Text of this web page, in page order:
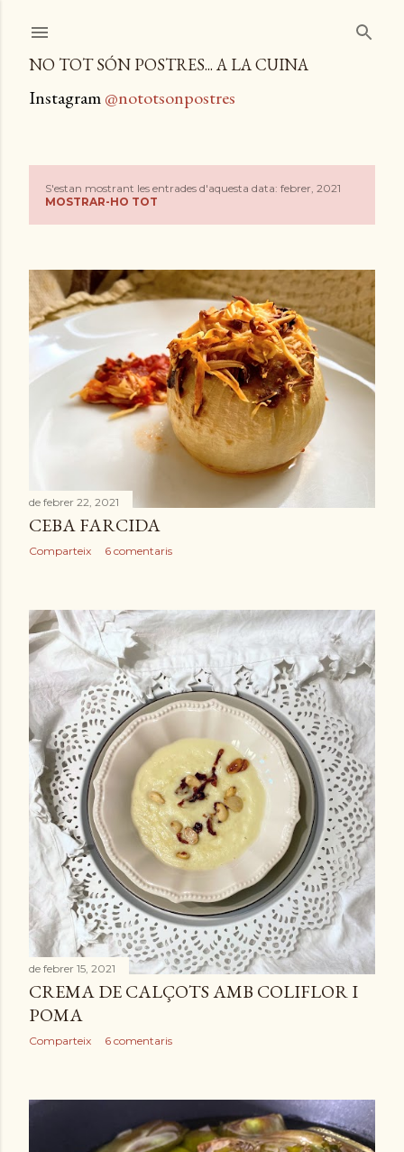
NO TOT SÓN POSTRES... A LA CUINA
Instagram@nototsonpostres
t
r
a
d
S'estan mostrant les entrades d'aquesta data: febrer, 2021
MOSTRAR-HO TOT
de febrer 22, 2021
CEBA FARCIDA
Comparteix 6 comentaris
de febrer 15, 2021
CREMA DE CALÇOTS AMB COLIFLOR I
POMA
Comparteix 6 comentaris